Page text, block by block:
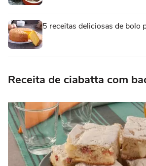
5 receitas deliciosas de bolo
Receita de ciabatta com